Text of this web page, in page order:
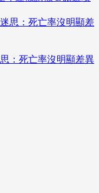
：死亡率沒明顯差異